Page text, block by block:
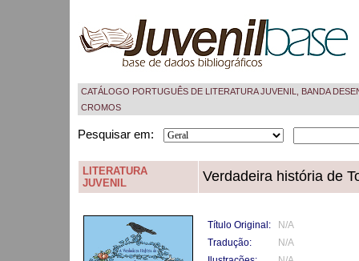
CATÁLOGO PORTUGUÊS DE LITERATURA JUVENIL, BANDA
CROMOS
Pesquisar em:
LITERATURA
JUVENIL
Verdadeira história de
Título Original:
N/A
Tradução:
N/A